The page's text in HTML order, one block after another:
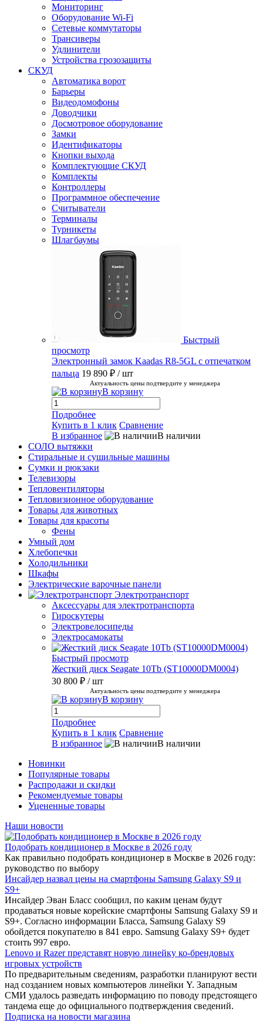
Мониторинг
Оборудование Wi-Fi
Сетевые коммутаторы
Трансиверы
Удлинители
Устройства грозозащиты
СКУД
Автоматика ворот
Барьеры
Видеодомофоны
Доводчики
Досмотровое оборудование
Замки
Идентификаторы
Кнопки выхода
Комплектующие СКУД
Комплекты
Контроллеры
Программное обеспечение
Считыватели
Терминалы
Турникеты
Шлагбаумы
Быстрый
просмотр
Электронный замок Kaadas R8-5GL с отпечатком
пальца 19 890 ₽ / шт
Актуальность цены подтвердите у менеджера
В корзину
Подробнее
Купить в 1 клик Сравнение
В избранное
В наличии
СОЛО вытяжки
Стиральные и сушильные машины
Сумки и рюкзаки
Телевизоры
Тепловентиляторы
Тепловизионное оборудование
Товары для животных
Товары для красоты
Фены
Умный дом
Хлебопечки
Холодильники
Шкафы
Электрические варочные панели
Электротранспорт
Аксессуары для электротранспорта
Гироскутеры
Электровелосипеды
Электросамокаты
Быстрый просмотр
Жесткий диск Seagate 10Tb (ST10000DM0004)
30 800 ₽ / шт
Актуальность цены подтвердите у менеджера
В корзину
Подробнее
Купить в 1 клик Сравнение
В избранное
В наличии
Новинки
Популярные товары
Распродажи и скидки
Рекомендуемые товары
Уцененные товары
Наши новости
Подобрать кондиционер в Москве в 2026 году
Как правильно подобрать кондиционер в Москве в 2026 году:
руководство по выбору
Инсайдер назвал цены на смартфоны Samsung Galaxy S9 и
S9+
Инсайдер Эван Бласс сообщил, по каким ценам будут
продаваться новые корейские смартфоны Samsung Galaxy S9 и
S9+. Согласно информации Бласса, Samsung Galaxy S9
обойдется покупателю в 841 евро. Samsung Galaxy S9+ будет
стоить 997 евро.
Lenovo и Razer представят новую линейку ко-брендовых
игровых устройств
По предварительным сведениям, разработки планируют вести
над созданием новых компьютеров линейки Y. Западным
СМИ удалось разведать информацию по поводу предстоящего
тандема еще до официального подтверждения сведений.
Подписка на новости магазина